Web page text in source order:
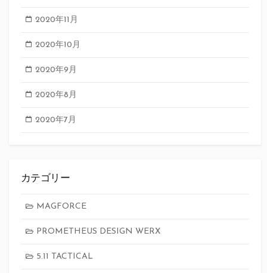
2020年11月
2020年10月
2020年9月
2020年8月
2020年7月
カテゴリー
MAGFORCE
PROMETHEUS DESIGN WERX
5.11 TACTICAL